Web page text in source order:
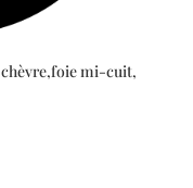
chèvre,foie mi-cuit,